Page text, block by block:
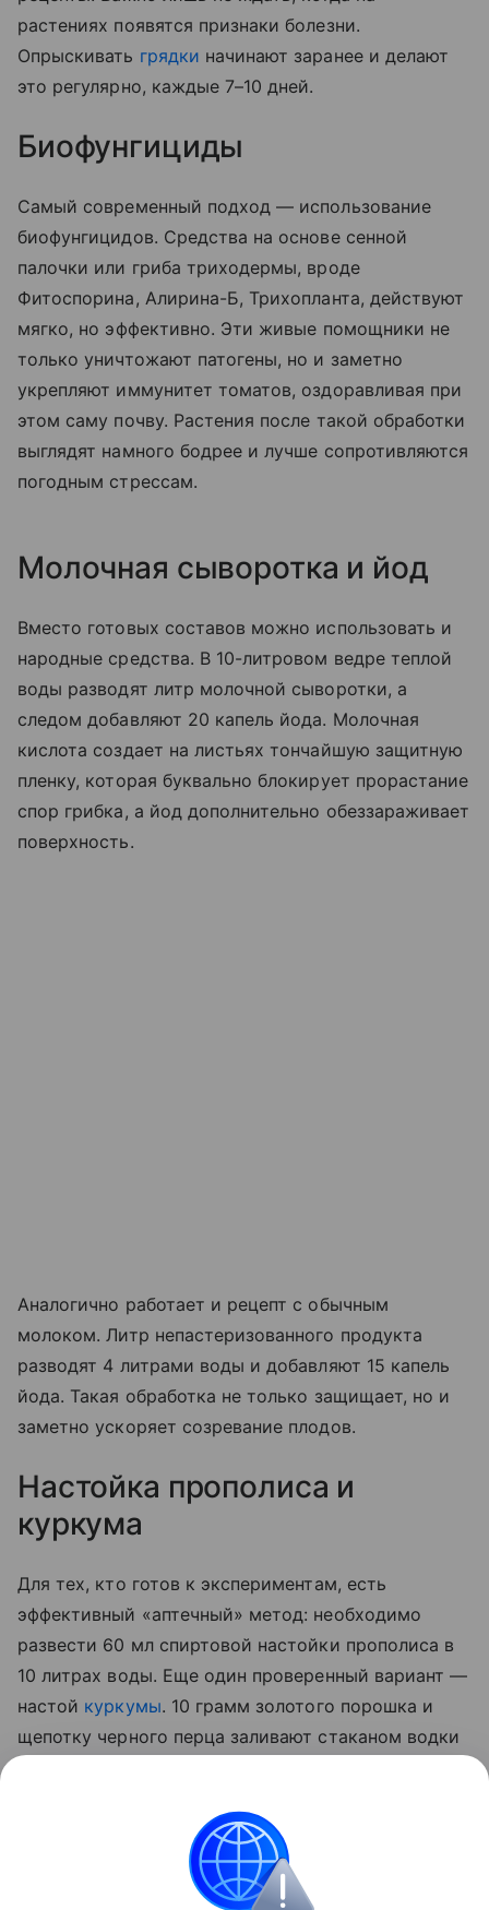
растениях появятся признаки болезни.
Опрыскивать грядки начинают заранее и делают
это регулярно, каждые 7–10 дней.
Биофунгициды
Самый современный подход — использование
биофунгицидов. Средства на основе сенной
палочки или гриба триходермы, вроде
Фитоспорина, Алирина-Б, Трихопланта, действуют
мягко, но эффективно. Эти живые помощники не
только уничтожают патогены, но и заметно
укрепляют иммунитет томатов, оздоравливая при
этом саму почву. Растения после такой обработки
выглядят намного бодрее и лучше сопротивляются
погодным стрессам.
Молочная сыворотка и йод
Вместо готовых составов можно использовать и
народные средства. В 10-литровом ведре теплой
воды разводят литр молочной сыворотки, а
следом добавляют 20 капель йода. Молочная
кислота создает на листьях тончайшую защитную
пленку, которая буквально блокирует прорастание
спор грибка, а йод дополнительно обеззараживает
поверхность.
Аналогично работает и рецепт с обычным
молоком. Литр непастеризованного продукта
разводят 4 литрами воды и добавляют 15 капель
йода. Такая обработка не только защищает, но и
заметно ускоряет созревание плодов.
Настойка прополиса и
куркума
Для тех, кто готов к экспериментам, есть
эффективный «аптечный» метод: необходимо
развести 60 мл спиртовой настойки прополиса в
10 литрах воды. Еще один проверенный вариант —
настой куркумы. 10 грамм золотого порошка и
щепотку черного перца заливают стаканом водки
опрыскивают стебли, а также листья с верхней и